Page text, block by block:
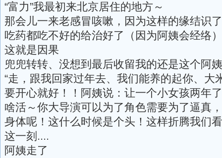
“富力”我最初来北京居住的地方～
那会儿一来老感冒咳嗽，因为这样的缘结识
吃药都吃不好的给治好了（因为阿姨会经络）
这就是因果
兜兜转转、没想到最后收留我的还是这个阿
“走，跟我回家过年去、我们能养的起你、大
要开心就好！！阿姨说：让一个小女孩两年
啥活～你大导演可以为了角色需要为了逼真
身体呢！这什么时候是个头！这样折腾我们
这一刻....
阿姨走了